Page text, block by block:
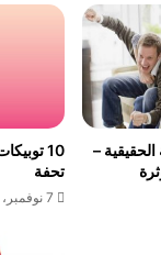
–
10
تحفة
7 نوفمبر، 2019